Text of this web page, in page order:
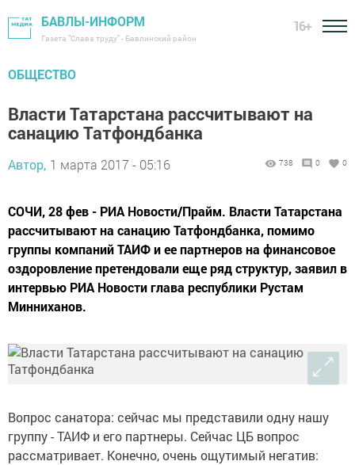
БАВЛЫ-ИНФОРМ
Газета "Слава труду" - Бавлинский район
16+
ОБЩЕСТВО
Власти Татарстана рассчитывают на
санацию Татфондбанка
Автор, 1 марта 2017 - 05:16 738 0 0
СОЧИ, 28 фев - РИА Новости/Прайм. Власти Татарстана
рассчитывают на санацию Татфондбанка, помимо
группы компаний ТАИФ и ее партнеров на финансовое
оздоровление претендовали еще ряд структур, заявил в
интервью РИА Новости глава республики Рустам
Минниханов.
Вопрос санатора: сейчас мы представили одну нашу
группу - ТАИФ и его партнеры. Сейчас ЦБ вопрос
рассматривает. Конечно, очень ощутимый негатив: